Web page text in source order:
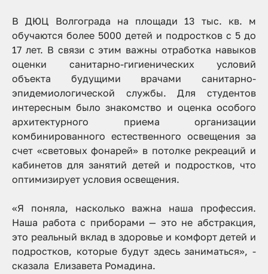
В ДЮЦ Волгограда на площади 13 тыс. кв. м
обучаются более 5000 детей и подростков с 5 до
17 лет. В связи с этим важны отработка навыков
оценки санитарно-гигиенических условий
объекта будущими врачами санитарно-
эпидемиологической службы. Для студентов
интересным было знакомство и оценка особого
архитектурного приема организации
комбинированного естественного освещения за
счет «световых фонарей» в потолке рекреаций и
кабинетов для занятий детей и подростков, что
оптимизирует условия освещения.
«Я поняла, насколько важна наша профессия.
Наша работа с приборами — это не абстракция,
это реальный вклад в здоровье и комфорт детей и
подростков, которые будут здесь заниматься», -
сказала Елизавета Ромадина.